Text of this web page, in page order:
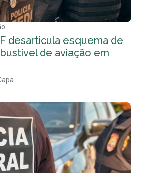
desarticula esquema de
de aviação em